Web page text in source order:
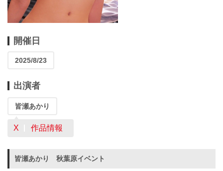
開催日
2025/8/23
出演者
皆瀬あかり
X 作品情報
皆瀬あかり 秋葉原イベント